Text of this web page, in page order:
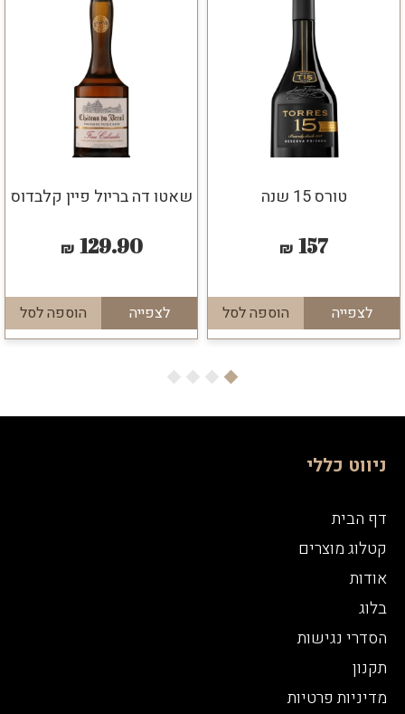
טורס 15 שנה
157
₪
לצפייה הוספה לסל
שאטו דה בריול פיין קלבדוס
129.90
₪
לצפייה הוספה לסל
ניווט כללי
דף הבית
קטלוג מוצרים
אודות
בלוג
הסדרי נגישות
תקנון
מדיניות פרטיות